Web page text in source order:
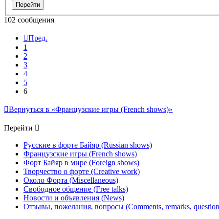
102 сообщения
Пред.
1
2
3
4
5
6
Вернуться в «Французские игры (French shows)»
Перейти
Русские в форте Байяр (Russian shows)
Французские игры (French shows)
Форт Байяр в мире (Foreign shows)
Творчество о форте (Creative work)
Около Форта (Miscellaneous)
Свободное общение (Free talks)
Новости и объявления (News)
Отзывы, пожелания, вопросы (Comments, remarks,